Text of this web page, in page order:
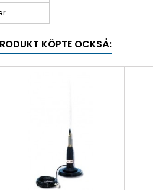
KÖPTE OCKSÅ: